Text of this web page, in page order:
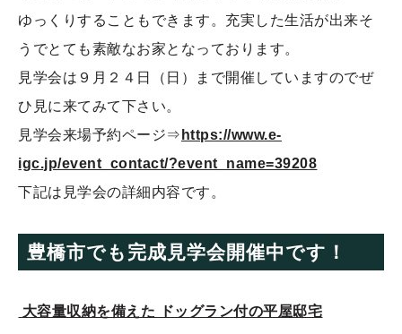
ゆっくりすることもできます。充実した生活が出来そ
うでとても素敵なお家となっております。
見学会は９月２４日（日）まで開催していますのでぜ
ひ見に来てみて下さい。
見学会来場予約ページ⇒ https://www.e-
igc.jp/event_contact/?event_name=39208
下記は見学会の詳細内容です。
豊橋市でも完成見学会開催中です！
大容量収納を備えた ドッグラン付の平屋邸宅